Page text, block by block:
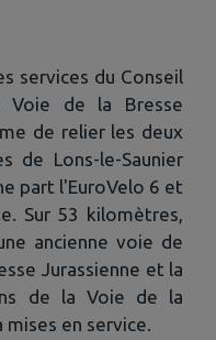
services du Conseil
Voie de la Bresse
de relier les deux
de Lons-le-Saunier
part l'EuroVelo 6 et
Sur 53 kilomètres,
ancienne voie de
Jurassienne et la
de la Voie de la
mises en service.